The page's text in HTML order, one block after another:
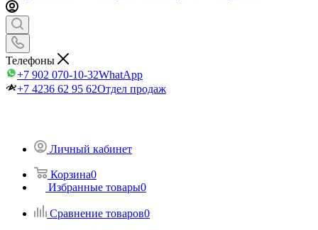
Телефоны
+7 902 070-10-32WhatApp
+7 4236 62 95 62Отдел продаж
Личный кабинет
Корзина0
Избранные товары0
Сравнение товаров0